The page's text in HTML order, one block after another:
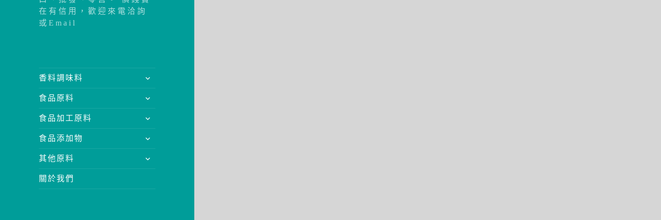
在有信用，歡迎來電洽詢
或Email
香料調味料
展
開
子
選
單
食品原料
展
開
子
選
單
食品加工原料
展
開
子
選
單
食品添加物
展
開
子
選
其他原料
展
開
選
關於我們